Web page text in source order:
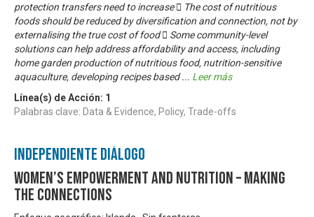
protection transfers need to increase  The cost of nutritious
foods should be reduced by diversification and connection, not by
externalising the true cost of food  Some community-level
solutions can help address affordability and access, including
home garden production of nutritious food, nutrition-sensitive
aquaculture, developing recipes based... Leer más
Línea(s) de Acción: 1
Palabras clave: Data & Evidence, Policy, Trade-offs
Independiente Diálogo
Women’s empowerment and nutrition – making
the connections